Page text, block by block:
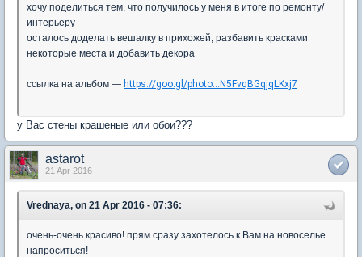
хочу поделиться тем, что получилось у меня в итоге по ремонту/
интерьеру
осталось доделать вешалку в прихожей, разбавить красками
некоторые места и добавить декора
ссылка на альбом — https://goo.gl/photo...N5FvqBGqjqLKxj7
у Вас стены крашеные или обои???
astarot
21 Apr 2016
Vrednaya, on 21 Apr 2016 - 07:36:
очень-очень красиво! прям сразу захотелось к Вам на новоселье
напроситься!